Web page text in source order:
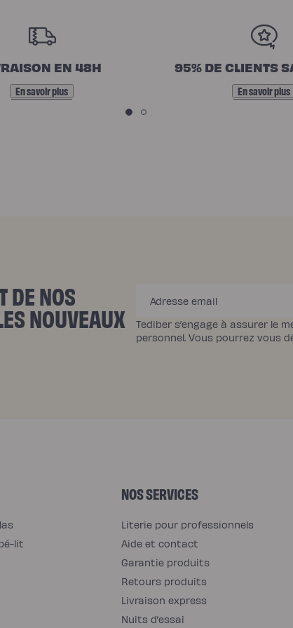
EN 48H
En savoir plus
95% DE CLIENTS
En savoir plus
DE NOS
NOUVEAUX
Adresse email
Tediber s’engage à assurer le
personnel. Vous pourrez vous
lit
NOS SERVICES
Literie pour professionnels
Aide et contact
Garantie produits
Retours produits
Livraison express
Nuits d’essai